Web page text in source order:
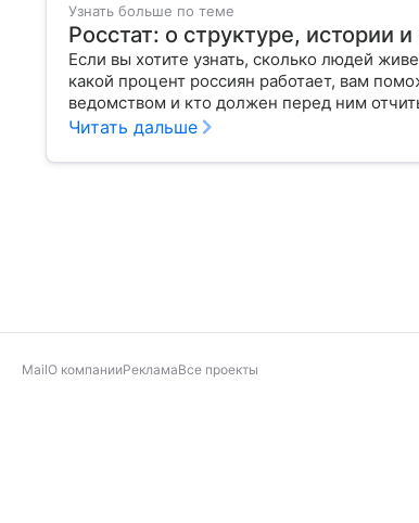
Узнать больше по теме
Росстат: о структуре, истории
Если вы хотите узнать, сколько людей
какой процент россиян работает, вам
ведомством и кто должен перед ним
Читать дальше
MailО компанииРекламаВсе проекты